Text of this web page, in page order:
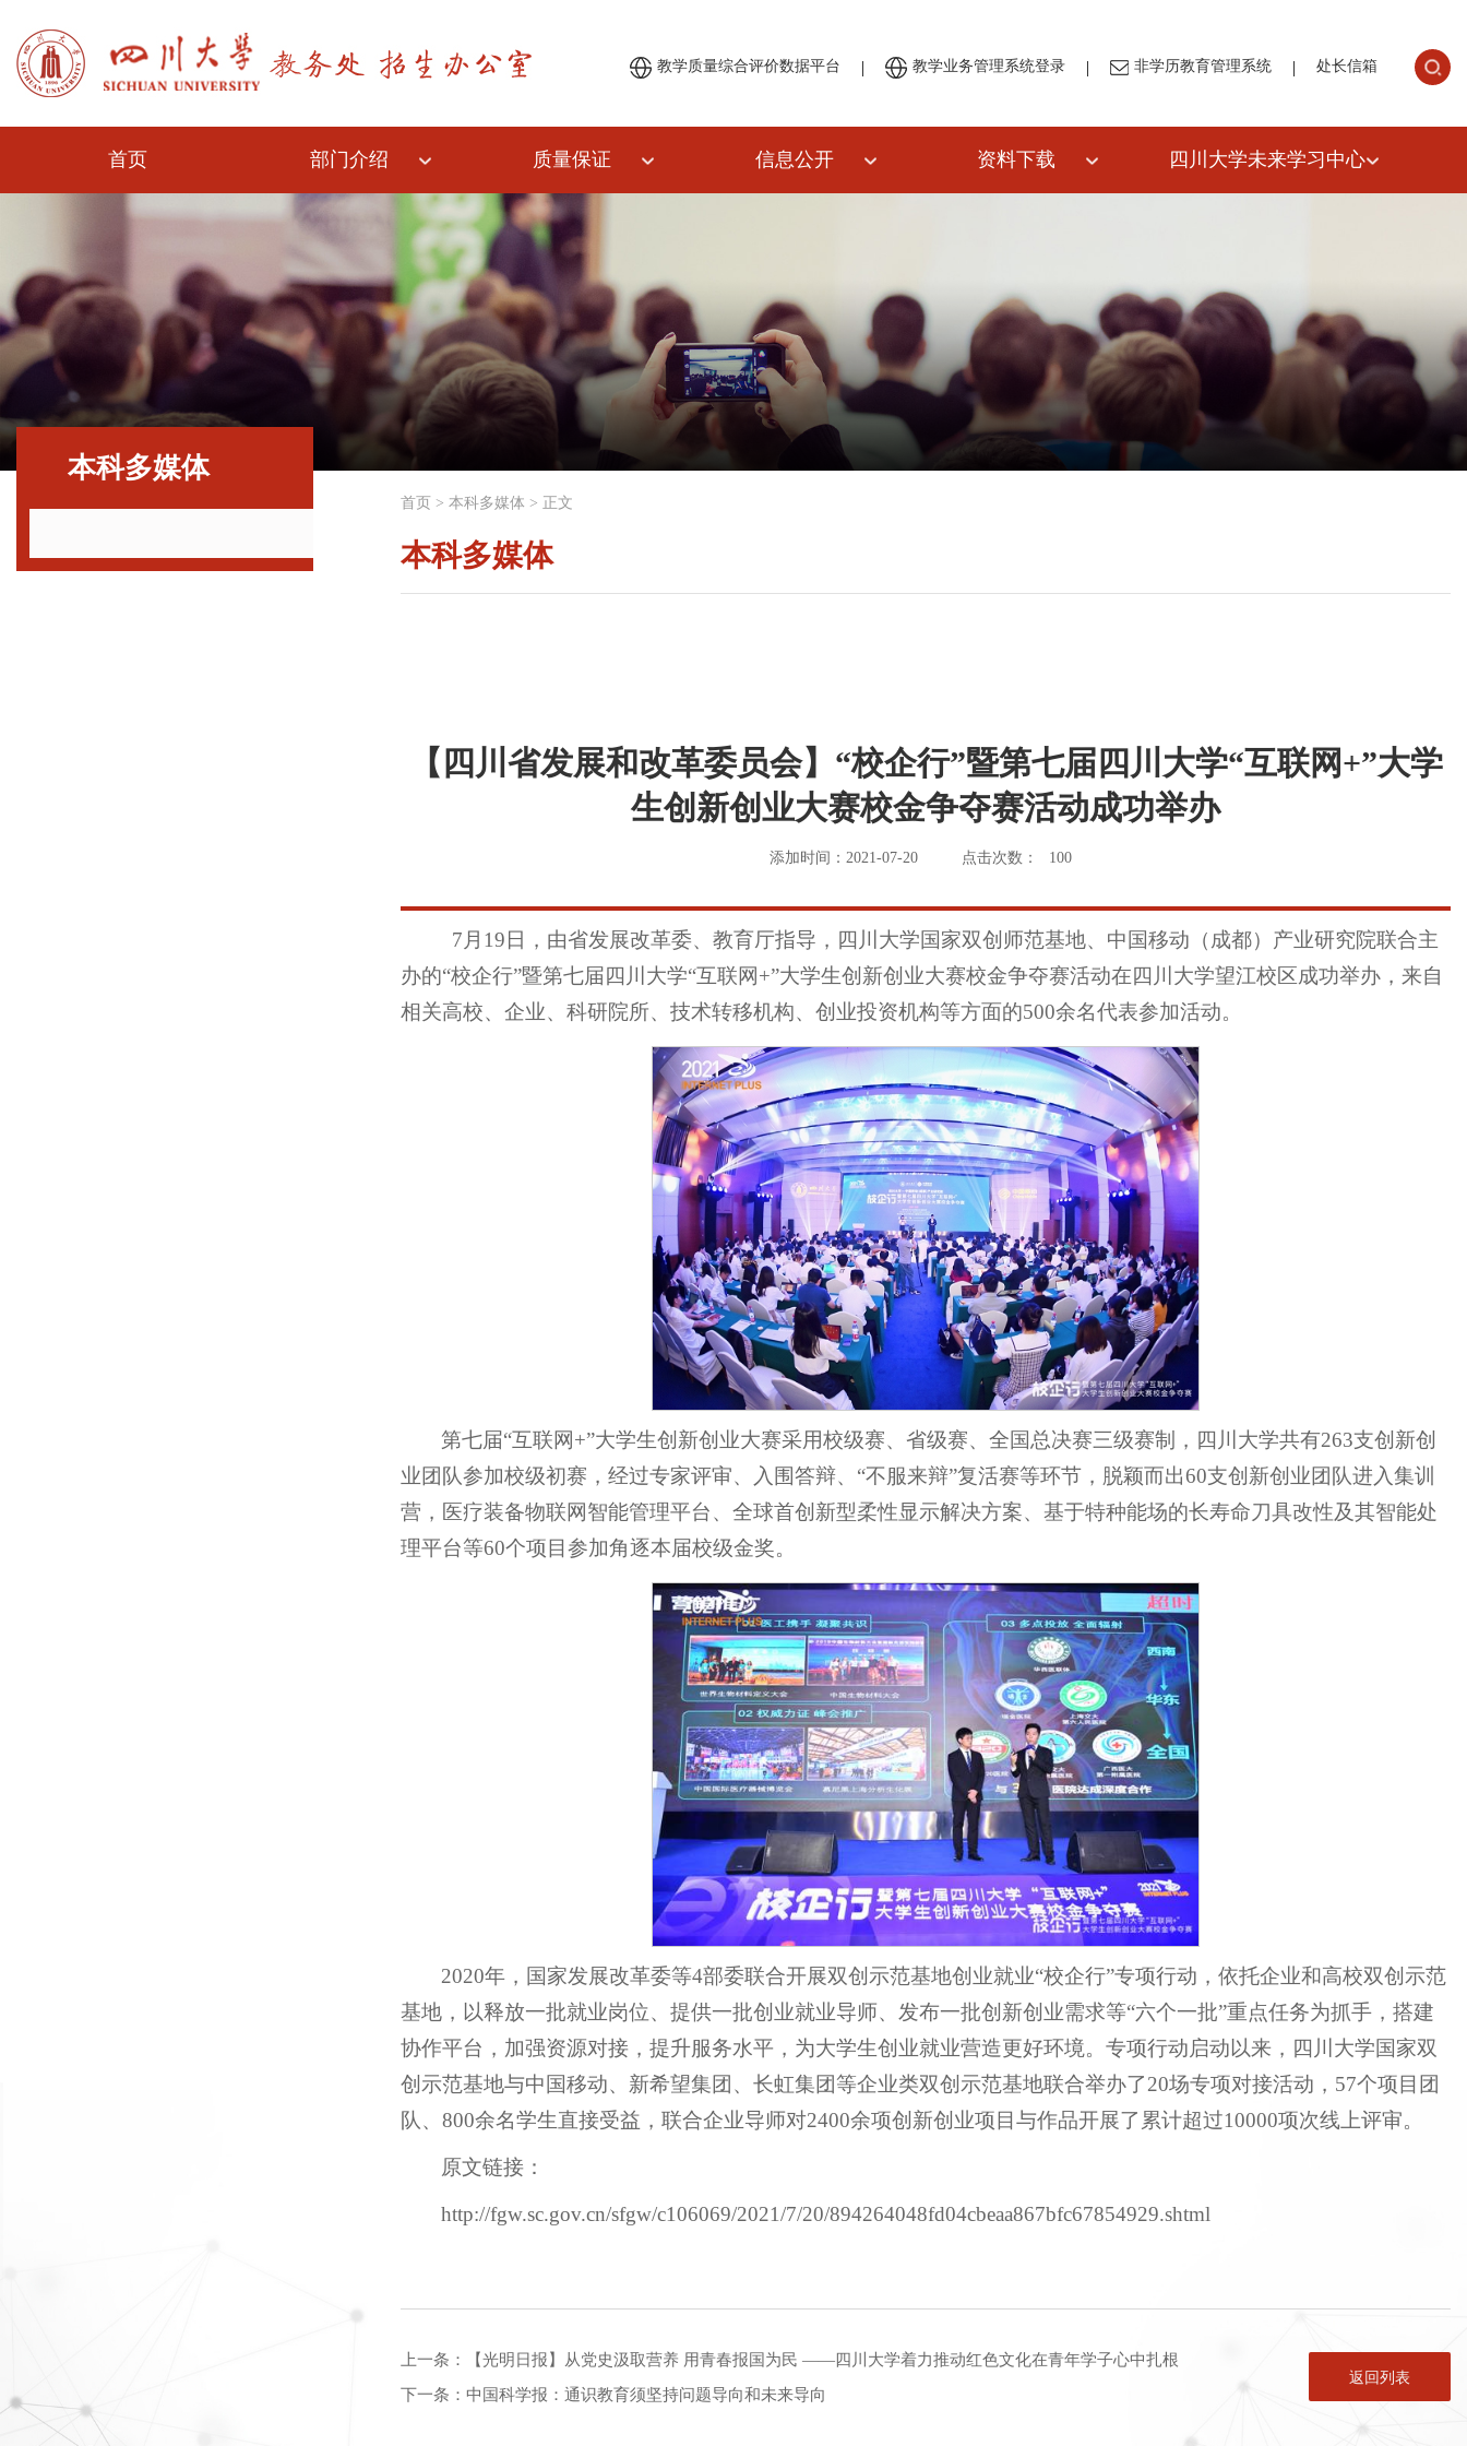
教学质量综合评价数据平台 | 教学业务管理系统登录 | 非学历教育管理系统 | 处长信箱
首页 部门介绍 质量保证 信息公开 资料下载 四川大学未来学习中心
本科多媒体
首页 > 本科多媒体 > 正文
本科多媒体
【四川省发展和改革委员会】“校企行”暨第七届四川大学“互联网+”大学
生创新创业大赛校金争夺赛活动成功举办
添加时间：2021-07-20 点击次数： 100
7月19日，由省发展改革委、教育厅指导，四川大学国家双创师范基地、中国移动（成都）产业研究院联合主
办的“校企行”暨第七届四川大学“互联网+”大学生创新创业大赛校金争夺赛活动在四川大学望江校区成功举办，来自
相关高校、企业、科研院所、技术转移机构、创业投资机构等方面的500余名代表参加活动。
第七届“互联网+”大学生创新创业大赛采用校级赛、省级赛、全国总决赛三级赛制，四川大学共有263支创新创
业团队参加校级初赛，经过专家评审、入围答辩、“不服来辩”复活赛等环节，脱颖而出60支创新创业团队进入集训
营，医疗装备物联网智能管理平台、全球首创新型柔性显示解决方案、基于特种能场的长寿命刀具改性及其智能处
理平台等60个项目参加角逐本届校级金奖。
2020年，国家发展改革委等4部委联合开展双创示范基地创业就业“校企行”专项行动，依托企业和高校双创示范
基地，以释放一批就业岗位、提供一批创业就业导师、发布一批创新创业需求等“六个一批”重点任务为抓手，搭建
协作平台，加强资源对接，提升服务水平，为大学生创业就业营造更好环境。专项行动启动以来，四川大学国家双
创示范基地与中国移动、新希望集团、长虹集团等企业类双创示范基地联合举办了20场专项对接活动，57个项目团
队、800余名学生直接受益，联合企业导师对2400余项创新创业项目与作品开展了累计超过10000项次线上评审。
原文链接：
http://fgw.sc.gov.cn/sfgw/c106069/2021/7/20/894264048fd04cbeaa867bfc67854929.shtml
上一条：
【光明日报】从党史汲取营养 用青春报国为民 ——四川大学着力推动红色文化在青年学子心中扎根
下一条： 中国科学报：通识教育须坚持问题导向和未来导向
返回列表